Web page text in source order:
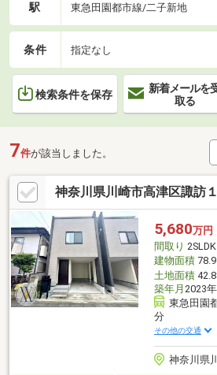
駅 東急田園都市線/二子新地
条件 指定なし
検索条件を保存
新着メールを
取る
7件が該当しました。
神奈川県川崎市高津区諏訪
5,680万円
間取り 2SLDK
建物面積
土地面積
築年月 2023
東急田園
分
その他の交通
神奈川県